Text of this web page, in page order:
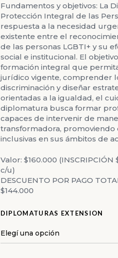
Fundamentos y objetivos: La
Protección Integral de las
respuesta a la necesidad
existente entre el
de las personas LGBTI+ y su
social e institucional. El
formación integral que
jurídico vigente, comprender
discriminación y diseñar
orientadas a la igualdad, el
diplomatura busca formar
capaces de intervenir de
transformadora, promoviendo
inclusivas en sus ámbitos de
Valor: $160.000
c/u)
DESCUENTO POR PAGO
$144.000
DIPLOMATURAS EXTENSION